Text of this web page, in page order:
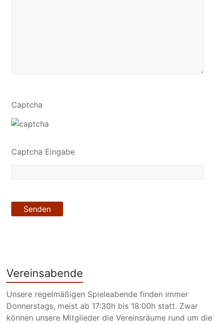
Captcha
Captcha Eingabe
Vereinsabende
Unsere regelmäßigen Spieleabende finden immer
Donnerstags, meist ab 17:30h bis 18:00h statt. Zwar
können unsere Mitglieder die Vereinsräume rund um die